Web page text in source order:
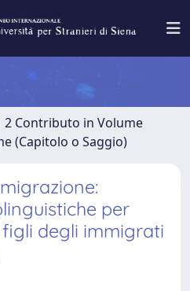
2 Contributo in Volume
(Capitolo o Saggio)
per
degli immigrati